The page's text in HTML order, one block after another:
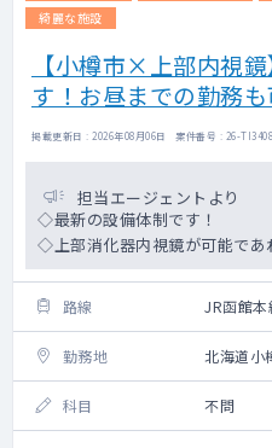
綺麗な施設
【小樽市×上部内視
す！お昼までの勤務も
掲載更新日 : 2026年08月06日 案件番号 : 26-
担当エージェントより
◇最新の設備体制です！
◇上部消化器内視鏡が可能であ
路線 JR函館本
勤務地 北海道小
科目 不問